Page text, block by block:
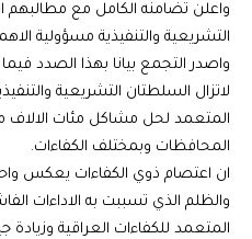
واعلن تضامنه الكامل مع
التشريعية والتنفيذية مسؤولية
واصدر التجمع بيانا بهذا الصدد
لاتزال السلطتان التشريعية
المتعمد لحل مشاكل مئات الالاف
المحافظات وبمختلف الكفاءات.
ان اعتصام ذوي الكفاءات يعكس
والظلم الذي تسببت به الاداءات
المتعمد للكفاءات العراقية